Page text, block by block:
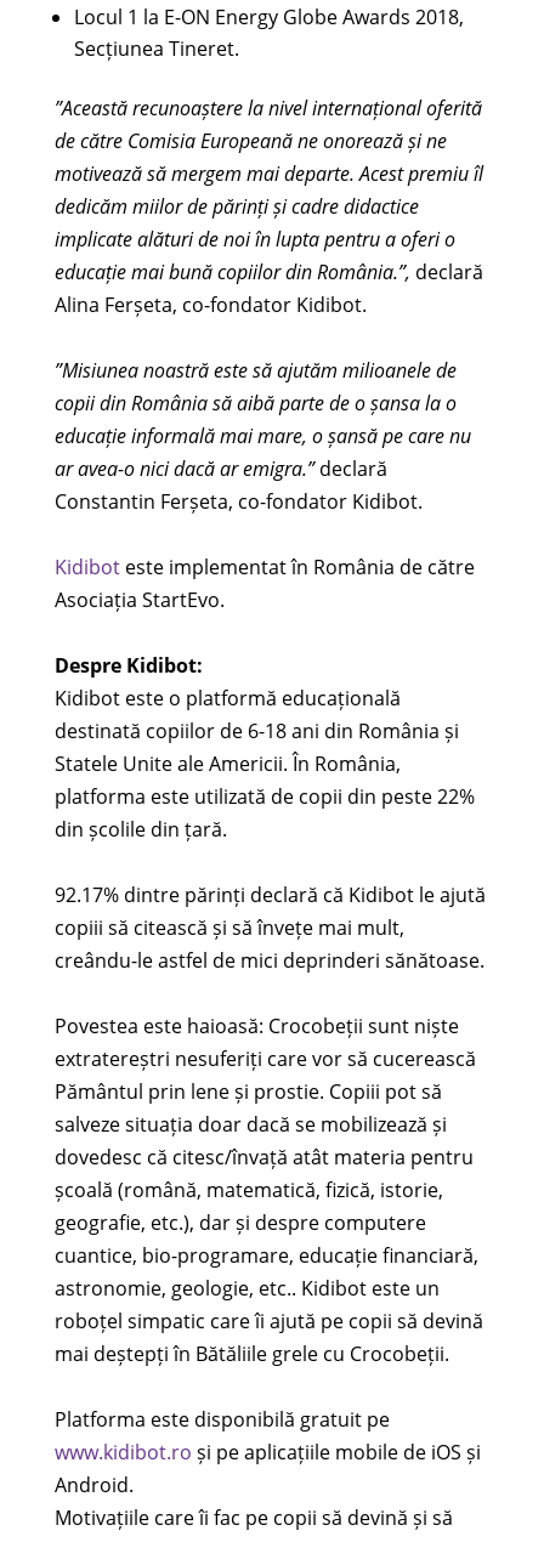
Locul 1 la E-ON Energy Globe Awards 2018,
Secțiunea Tineret.
”Această recunoaștere la nivel internațional oferită
de către Comisia Europeană ne onorează și ne
motivează să mergem mai departe. Acest premiu îl
dedicăm miilor de părinți și cadre didactice
implicate alături de noi în lupta pentru a oferi o
educație mai bună copiilor din România.”, declară
Alina Ferșeta, co-fondator Kidibot.
”Misiunea noastră este să ajutăm milioanele de
copii din România să aibă parte de o șansa la o
educație informală mai mare, o șansă pe care nu
ar avea-o nici dacă ar emigra.”declară
Constantin Ferșeta, co-fondator Kidibot.
Kidibot este implementat în România de către
Asociația StartEvo.
Despre Kidibot:
Kidibot este o platformă educațională
destinată copiilor de 6-18 ani din România și
Statele Unite ale Americii. În România,
platforma este utilizată de copii din peste 22%
din școlile din țară.
92.17% dintre părinți declară că Kidibot le ajută
copiii să citească și să învețe mai mult,
creându-le astfel de mici deprinderi sănătoase.
Povestea este haioasă: Crocobeții sunt niște
extratereștri nesuferiți care vor să cucerească
Pământul prin lene și prostie. Copiii pot să
salveze situația doar dacă se mobilizează și
dovedesc că citesc/învață atât materia pentru
școală (română, matematică, fizică, istorie,
geografie, etc.), dar și despre computere
cuantice, bio-programare, educație financiară,
astronomie, geologie, etc.. Kidibot este un
roboțel simpatic care îi ajută pe copii să devină
mai deștepți în Bătăliile grele cu Crocobeții.
Platforma este disponibilă gratuit pe
www.kidibot.ro și pe aplicațiile mobile de iOS și
Android.
Motivațiile care îi fac pe copii să devină și să